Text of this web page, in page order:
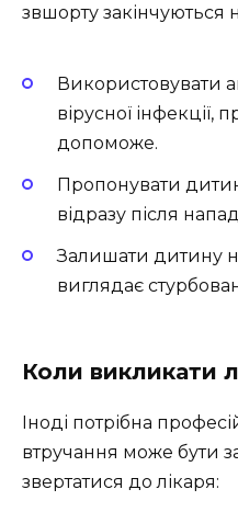
звшорту закінчуються
Використовувати
вірусної інфекції,
допоможе.
Пропонувати
відразу після
Залишати дитину
виглядає
Коли викликати
Іноді потрібна
втручання може бути
звертатися до лікаря: